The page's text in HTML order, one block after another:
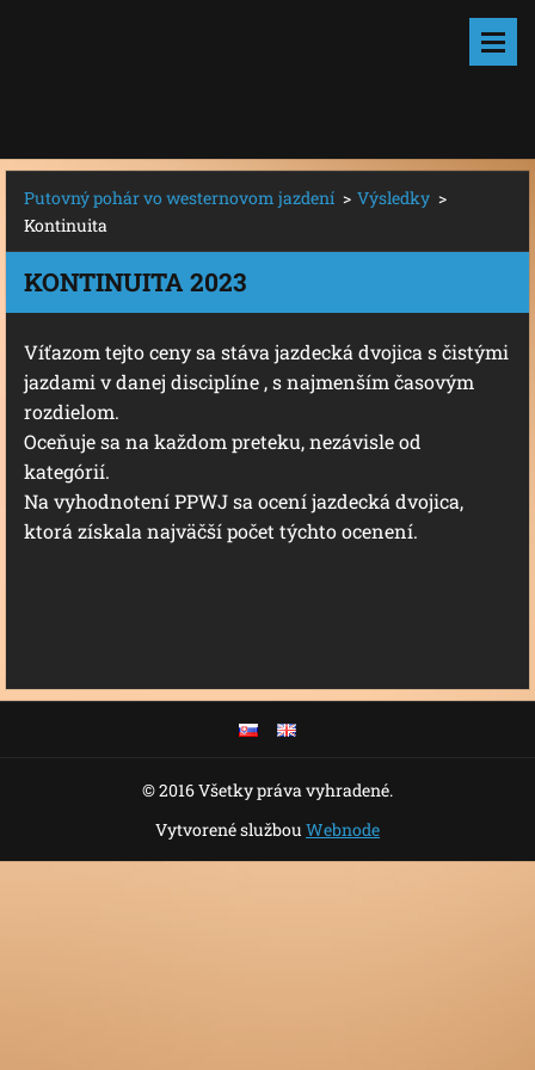
Putovný pohár vo westernovom jazdení > Výsledky >
Kontinuita
KONTINUITA 2023
Víťazom tejto ceny sa stáva jazdecká dvojica s čistými
jazdami v danej disciplíne , s najmenším časovým
rozdielom.
Oceňuje sa na každom preteku, nezávisle od
kategórií.
Na vyhodnotení PPWJ sa ocení jazdecká dvojica,
ktorá získala najväčší počet týchto ocenení.
© 2016 Všetky práva vyhradené.
Vytvorené službou Webnode